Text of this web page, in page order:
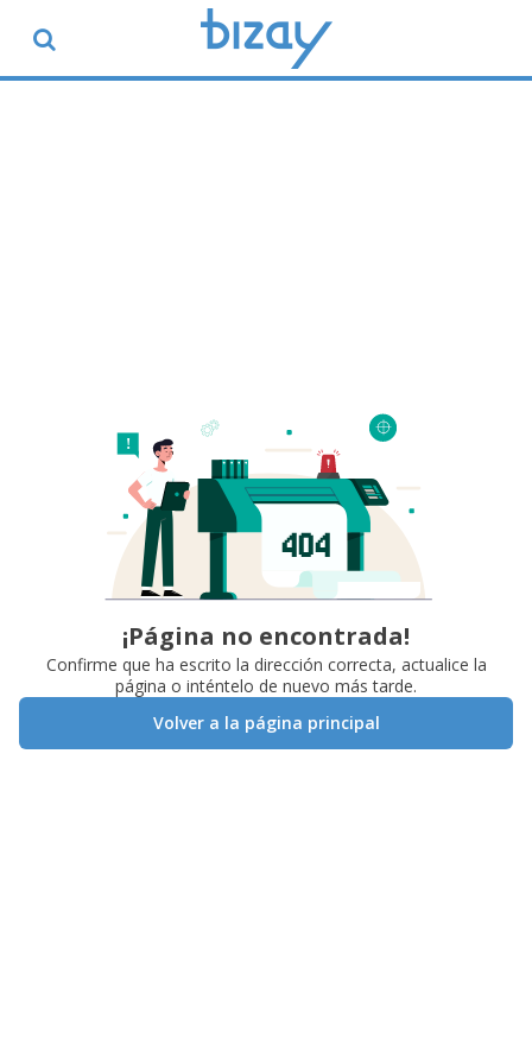
¡Página no encontrada!
Confirme que ha escrito la dirección correcta, actualice la
página o inténtelo de nuevo más tarde.